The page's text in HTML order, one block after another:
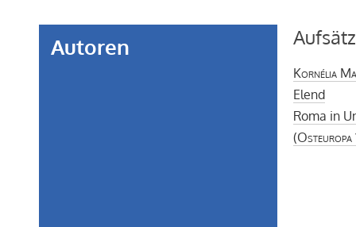
Autoren
Kornélia
Elend
Roma in
(Osteuropa